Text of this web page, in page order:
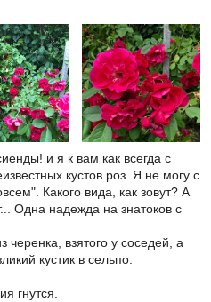
и я к вам как всегда с
кустов роз. Я не могу с
Какого вида, как зовут? А
Одна надежда на знатоков с
черенка, взятого у соседей, а
кустик в сельпо.
гнутся.